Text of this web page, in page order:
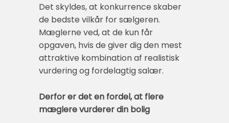
Det skyldes, at konkurrence skaber
de bedste vilkår for sælgeren.
Mæglerne ved, at de kun får
opgaven, hvis de giver dig den mest
attraktive kombination af realistisk
vurdering og fordelagtig salær.
Derfor er det en fordel, at flere
mæglere vurderer din bolig